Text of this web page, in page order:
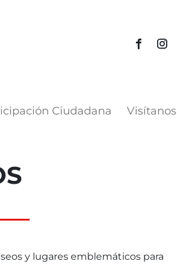
Ciudadana Visítanos
y lugares emblemáticos para